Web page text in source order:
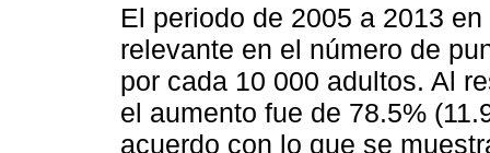
El periodo de 2005 a 2013
relevante en el número de
por cada 10 000 adultos. Al
el aumento fue de 78.5%
acuerdo con lo que se